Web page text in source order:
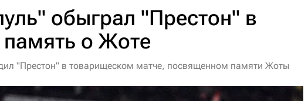
обыграл "Престон" в
память о Жоте
"Престон" в товарищеском матче, посвященном памяти Жоты